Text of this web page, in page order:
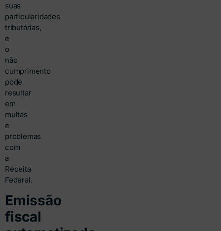
suas
particularidades
tributárias,
e
o
não
cumprimento
pode
resultar
em
multas
e
problemas
com
a
Receita
Federal.
Emissão
fiscal